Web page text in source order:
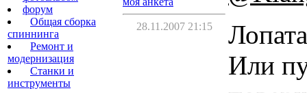
форум
Общая сборка
спиннинга
Ремонт и
модернизация
Станки и
инструменты
28.11.2007 21:15
Или